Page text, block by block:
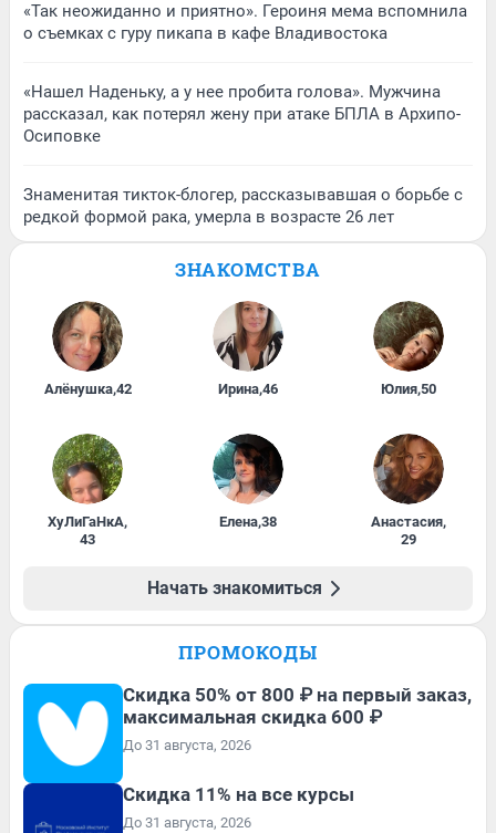
«Так неожиданно и приятно». Героиня мема вспомнила
о съемках с гуру пикапа в кафе Владивостока
«Нашел Наденьку, а у нее пробита голова». Мужчина
рассказал, как потерял жену при атаке БПЛА в Архипо-
Осиповке
Знаменитая тикток-блогер, рассказывавшая о борьбе с
редкой формой рака, умерла в возрасте 26 лет
ЗНАКОМСТВА
Алёнушка,42 Ирина,46 Юлия,50
ХуЛиГаНкА,
43
Елена,38 Анастасия,
29
Начать знакомиться
ПРОМОКОДЫ
Скидка 50% от 800 ₽ на первый заказ,
максимальная скидка 600 ₽
До 31 августа, 2026
Скидка 11% на все курсы
До 31 августа, 2026